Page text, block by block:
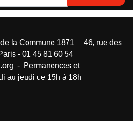
de la Commune 1871 46, rue des
- 01 45 81 60 54
- Permanences et
au jeudi de 15h à 18h